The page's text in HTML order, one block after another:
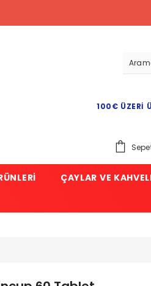
100€ ÜZERI
ÇAYLAR VE